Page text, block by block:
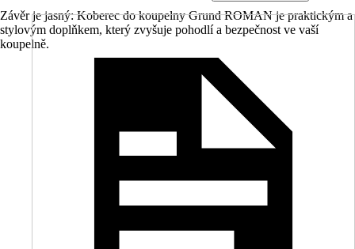
Závěr je jasný: Koberec do koupelny Grund ROMAN je praktickým a
stylovým doplňkem, který zvyšuje pohodlí a bezpečnost ve vaší
koupelně.